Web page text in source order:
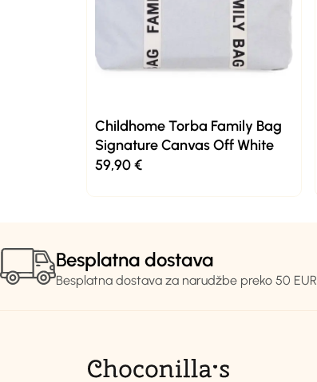
Childhome Torba Family Bag
Signature Canvas Off White
59,90€
Besplatna dostava
Besplatna dostava za narudžbe preko 50 EUR